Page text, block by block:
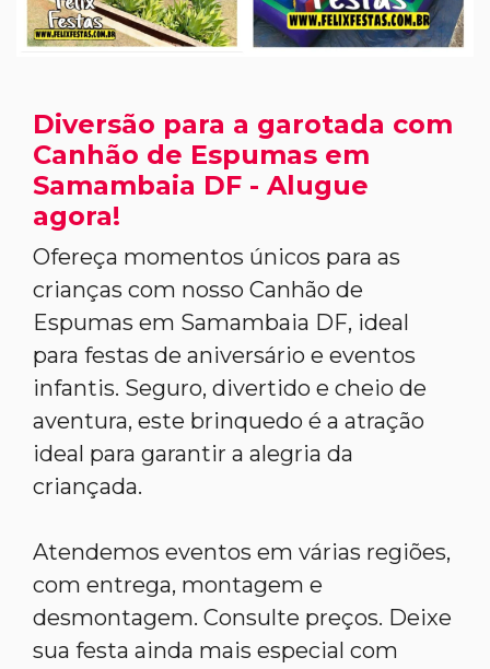
Diversão para a garotada com
Canhão de Espumas em
Samambaia DF - Alugue
agora!
Ofereça momentos únicos para as
crianças com nosso Canhão de
Espumas em Samambaia DF, ideal
para festas de aniversário e eventos
infantis. Seguro, divertido e cheio de
aventura, este brinquedo é a atração
ideal para garantir a alegria da
criançada.
Atendemos eventos em várias regiões,
com entrega, montagem e
desmontagem. Consulte preços. Deixe
sua festa ainda mais especial com